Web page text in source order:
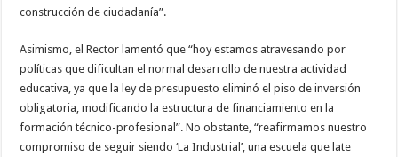
construcción de ciudadanía”.
Asimismo, el Rector lamentó que “hoy estamos atravesando por
políticas que dificultan el normal desarrollo de nuestra actividad
educativa, ya que la ley de presupuesto eliminó el piso de inversión
obligatoria, modificando la estructura de financiamiento en la
formación técnico-profesional”. No obstante, “reafirmamos nuestro
compromiso de seguir siendo ‘La Industrial’, una escuela que late